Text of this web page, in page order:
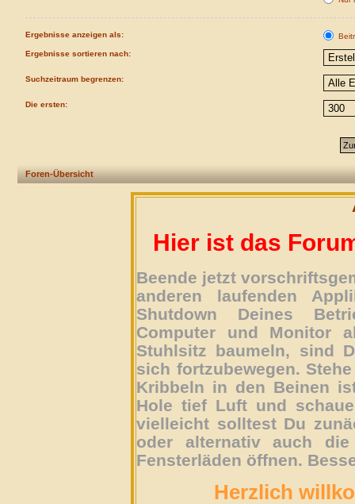
Ergebnisse anzeigen als:
Ergebnisse sortieren nach:
Suchzeitraum begrenzen:
Die ersten:
Foren-Übersicht
Hier ist das
Beende jetzt
anderen laufenden
Shutdown Deines
Computer und Monitor
Stuhlsitz baumeln, sind
sich fortzubewegen.
Kribbeln in den Beinen
Hole tief Luft und
vielleicht solltest Du
oder alternativ auch
Fensterläden öffnen.
Herzlich